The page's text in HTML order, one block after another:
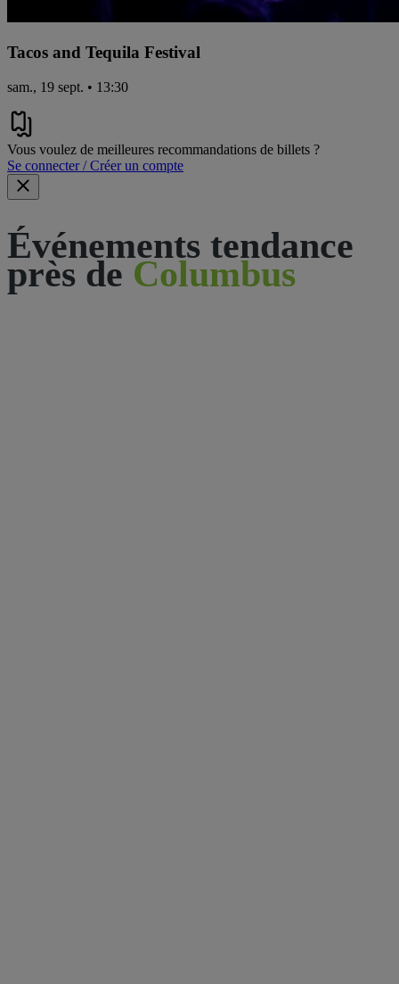
Tacos and Tequila Festival
sam., 19 sept. • 13:30
Vous voulez de meilleures recommandations de billets ?
Se connecter / Créer un compte
Événements tendance
près de Columbus